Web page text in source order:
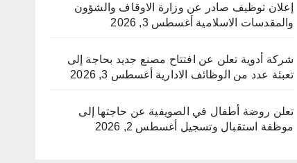
إعلان توظيف صادر عن وزارة الاوقاف والشؤون
والمقدسات الاسلامية أغسطس 3, 2026
شركة أدوية تعلن عن افتتاح مصنع جديد بحاجة إلى
تعبئة عدد من الوظائف الادارية أغسطس 3, 2026
تعلن روضة أطفال في الصويفية عن حاجتها إلى
موظفة استقبال وتسجيل أغسطس 2, 2026